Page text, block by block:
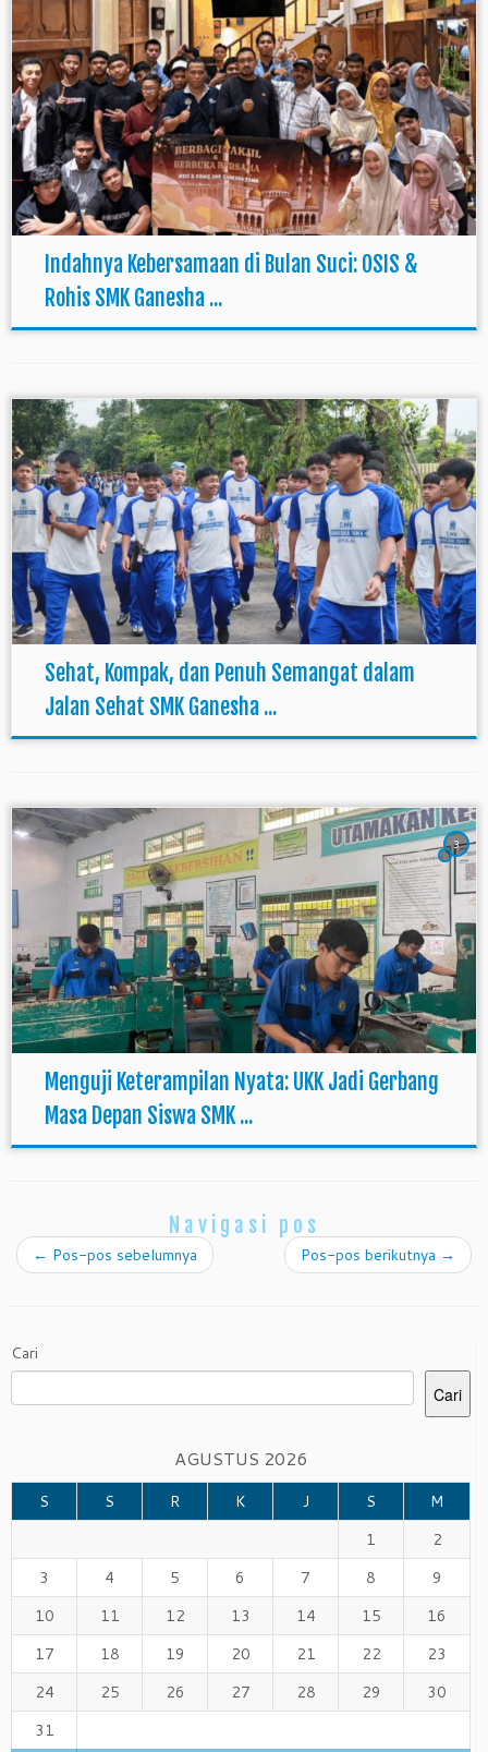
Indahnya Kebersamaan di Bulan Suci: OSIS &
Rohis SMK Ganesha ...
Sehat, Kompak, dan Penuh Semangat dalam
Jalan Sehat SMK Ganesha ...
3
Menguji Keterampilan Nyata: UKK Jadi Gerbang
Masa Depan Siswa SMK ...
Navigasi pos
← Pos-pos sebelumnya Pos-pos berikutnya →
Cari
Cari
AGUSTUS 2026
S S R K J S
M
1
2
3
4 5 6 7 8
9
10
11 12 13 14 15
16
17
18 19 20 21 22
23
24
25 26 27 28 29
30
31